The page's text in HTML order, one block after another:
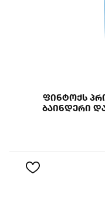
Ფინტოქს
Ბაინდერი